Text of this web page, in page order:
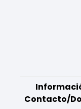
Contacto/